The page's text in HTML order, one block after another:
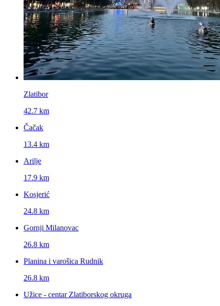
Zlatibor
42.7 km
Čačak
13.4 km
Arilje
17.9 km
Kosjerić
24.8 km
Gornji Milanovac
26.8 km
Planina i varošica Rudnik
26.8 km
Užice - centar Zlatiborskog okruga